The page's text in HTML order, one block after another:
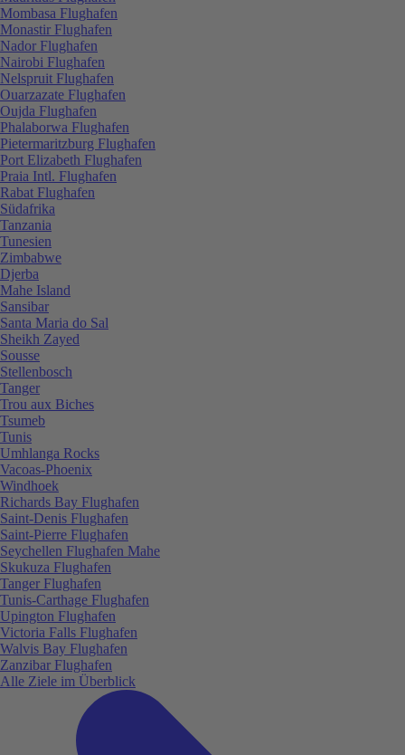
Mombasa Flughafen
Monastir Flughafen
Nador Flughafen
Nairobi Flughafen
Nelspruit Flughafen
Ouarzazate Flughafen
Oujda Flughafen
Phalaborwa Flughafen
Pietermaritzburg Flughafen
Port Elizabeth Flughafen
Praia Intl. Flughafen
Rabat Flughafen
Südafrika
Tanzania
Tunesien
Zimbabwe
Djerba
Mahe Island
Sansibar
Santa Maria do Sal
Sheikh Zayed
Sousse
Stellenbosch
Tanger
Trou aux Biches
Tsumeb
Tunis
Umhlanga Rocks
Vacoas-Phoenix
Windhoek
Richards Bay Flughafen
Saint-Denis Flughafen
Saint-Pierre Flughafen
Seychellen Flughafen Mahe
Skukuza Flughafen
Tanger Flughafen
Tunis-Carthage Flughafen
Upington Flughafen
Victoria Falls Flughafen
Walvis Bay Flughafen
Zanzibar Flughafen
Alle Ziele im Überblick